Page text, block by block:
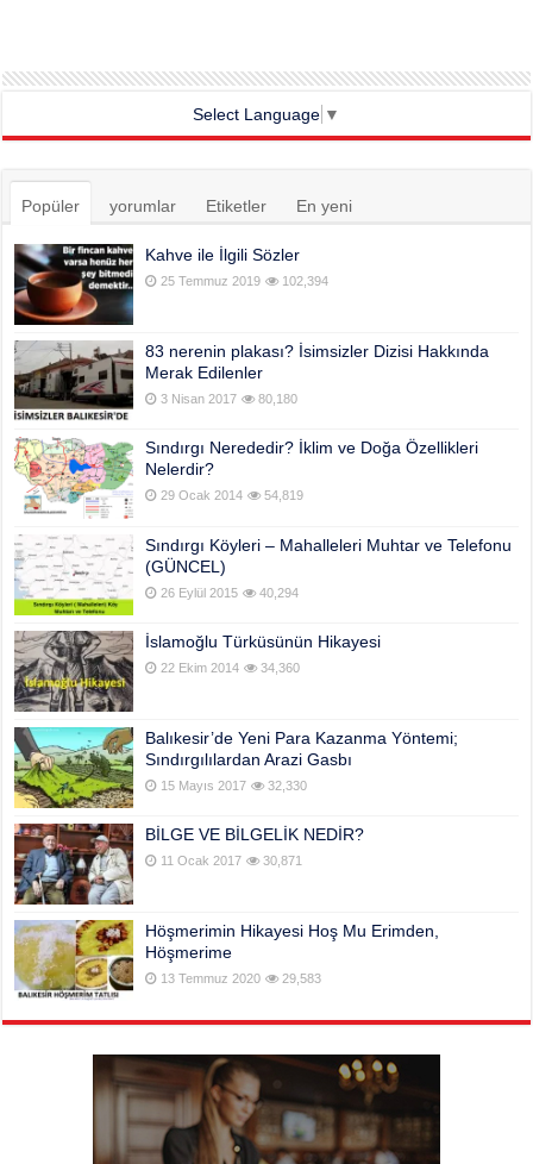
Select Language ▼
Popüler yorumlar Etiketler En yeni
Kahve ile İlgili Sözler
25 Temmuz 2019 102,394
83 nerenin plakası? İsimsizler Dizisi Hakkında
Merak Edilenler
3 Nisan 2017 80,180
Sındırgı Nerededir? İklim ve Doğa Özellikleri
Nelerdir?
29 Ocak 2014 54,819
Sındırgı Köyleri – Mahalleleri Muhtar ve Telefonu
(GÜNCEL)
26 Eylül 2015 40,294
İslamoğlu Türküsünün Hikayesi
22 Ekim 2014 34,360
Balıkesir’de Yeni Para Kazanma Yöntemi;
Sındırgılılardan Arazi Gasbı
15 Mayıs 2017 32,330
BİLGE VE BİLGELİK NEDİR?
11 Ocak 2017 30,871
Höşmerimin Hikayesi Hoş Mu Erimden,
Höşmerime
13 Temmuz 2020 29,583